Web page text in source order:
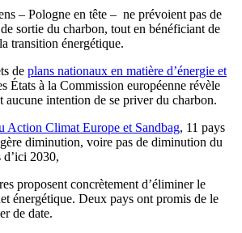
– Pologne en tête – ne prévoient pas de
sortie du charbon, tout en bénéficiant de
transition énergétique.
de plans nationaux en matière d’énergie et
États à la Commission européenne révèle
aucune intention de se priver du charbon.
Action Climat Europe et Sandbag, 11 pays
diminution, voire pas de diminution du
d’ici 2030,
proposent concrètement d’éliminer le
énergétique. Deux pays ont promis de le
de date.